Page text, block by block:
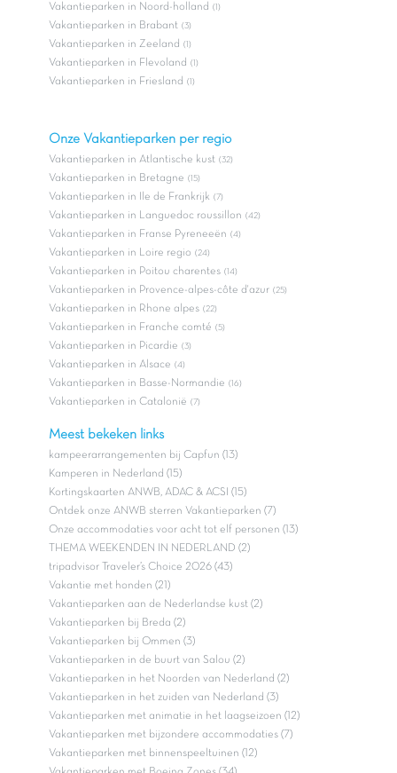
Vakantieparken in Noord-holland (1)
Vakantieparken in Brabant (3)
Vakantieparken in Zeeland (1)
Vakantieparken in Flevoland (1)
Vakantieparken in Friesland (1)
Onze Vakantieparken per regio
Vakantieparken in Atlantische kust (32)
Vakantieparken in Bretagne (15)
Vakantieparken in Ile de Frankrijk (7)
Vakantieparken in Languedoc roussillon (42)
Vakantieparken in Franse Pyreneeën (4)
Vakantieparken in Loire regio (24)
Vakantieparken in Poitou charentes (14)
Vakantieparken in Provence-alpes-côte d'azur (25)
Vakantieparken in Rhone alpes (22)
Vakantieparken in Franche comté (5)
Vakantieparken in Picardie (3)
Vakantieparken in Alsace (4)
Vakantieparken in Basse-Normandie (16)
Vakantieparken in Catalonië (7)
Meest bekeken links
kampeerarrangementen bij Capfun (13)
Kamperen in Nederland (15)
Kortingskaarten ANWB, ADAC & ACSI (15)
Ontdek onze ANWB sterren Vakantieparken (7)
Onze accommodaties voor acht tot elf personen (13)
THEMA WEEKENDEN IN NEDERLAND (2)
tripadvisor Traveler’s Choice 2026 (43)
Vakantie met honden (21)
Vakantieparken aan de Nederlandse kust (2)
Vakantieparken bij Breda (2)
Vakantieparken bij Ommen (3)
Vakantieparken in de buurt van Salou (2)
Vakantieparken in het Noorden van Nederland (2)
Vakantieparken in het zuiden van Nederland (3)
Vakantieparken met animatie in het laagseizoen (12)
Vakantieparken met bijzondere accommodaties (7)
Vakantieparken met binnenspeeltuinen (12)